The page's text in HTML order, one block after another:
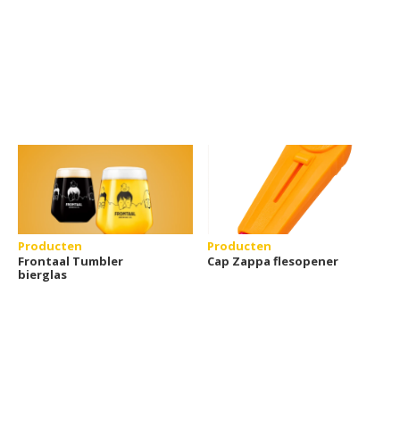
Producten
Frontaal Tumbler
bierglas
Producten
Cap Zappa flesopener